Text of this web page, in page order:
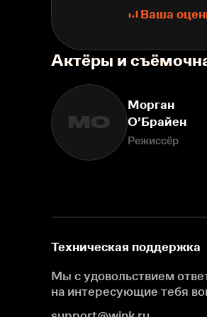
Ваша
Актёры и
МО
Морган
О’Брайен
Режиссёр
Техническая поддержка
Мы с удовольствием
на интересующие тебя